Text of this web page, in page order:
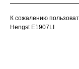
К сожалению
Hengst E1907LI